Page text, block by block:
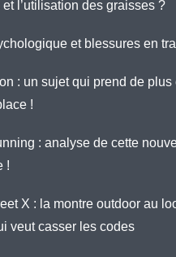
l’utilisation des graisses ?
et blessures en
: un sujet qui prend de plus
!
: analyse de cette
!
X : la montre outdoor au
veut casser les codes